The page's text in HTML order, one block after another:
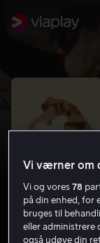
Vi værner om
Vi og vores78
på din enhed, for
bruges til
eller administrere
også udøve din